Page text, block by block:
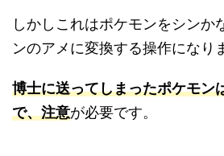
しかしこれはポケモンをシンか
ンのアメに変換する操作になり
博士に送ってしまったポケモン
で、注意が必要です。